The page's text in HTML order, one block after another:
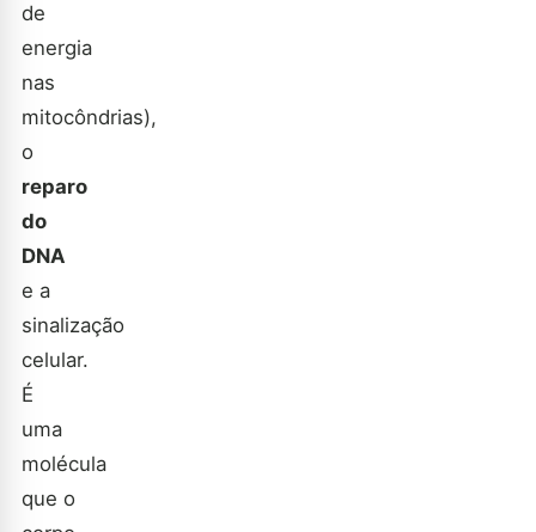
de
energia
nas
mitocôndrias),
o
reparo
do
DNA
e a
sinalização
celular.
É
uma
molécula
que o